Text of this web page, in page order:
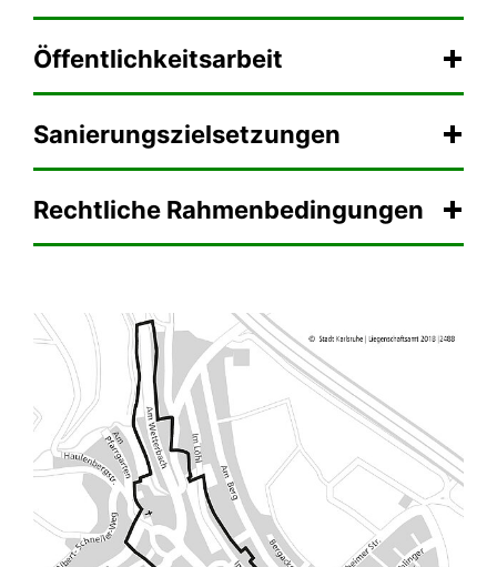
Öffentlichkeitsarbeit
Sanierungszielsetzungen
Rechtliche Rahmenbedingungen